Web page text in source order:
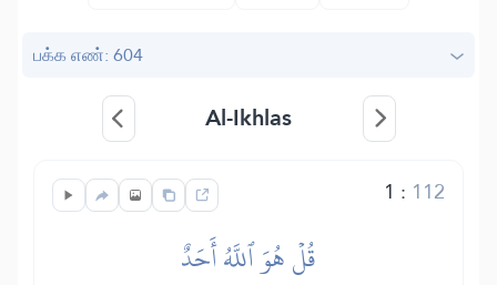
பக்க எண்: 604
Al-Ikhlas
1 : 112
قُلۡ هُوَ ٱللَّهُ أَحَدٌ